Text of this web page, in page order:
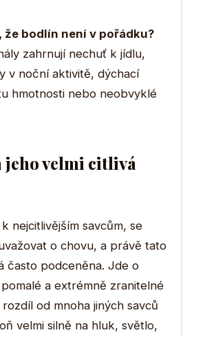
že bodlín není v pořádku?
zahrnují nechuť k jídlu,
v noční aktivitě, dýchací
hmotnosti nebo neobvyklé
jeho velmi citlivá
nejcitlivějším savcům, se
o chovu, a právě tato
často podceněna. Jde o
a extrémně zranitelné
od mnoha jiných savců
velmi silně na hluk, světlo,